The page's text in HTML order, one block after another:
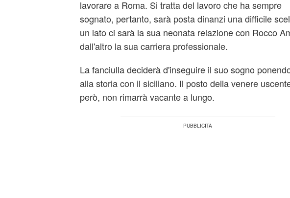
lavorare a Roma. Si tratta del lavoro che ha sempre
sognato, pertanto, sarà posta dinanzi una difficile
un lato ci sarà la sua neonata relazione con Rocco
dall'altro la sua carriera professionale.
La fanciulla deciderà d'inseguire il suo sogno
alla storia con il siciliano. Il posto della venere
però, non rimarrà vacante a lungo.